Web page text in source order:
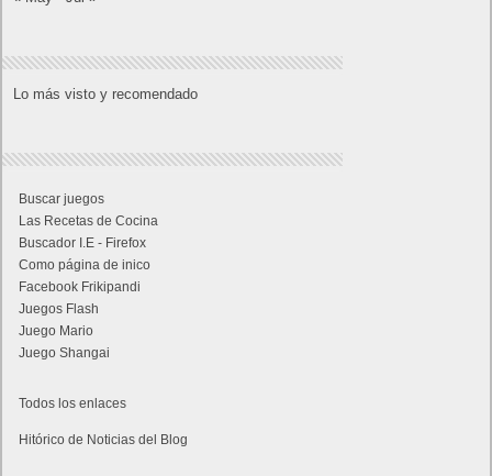
Lo más visto y recomendado
Buscar juegos
Las Recetas de Cocina
Buscador I.E - Firefox
Como página de inico
Facebook Frikipandi
Juegos Flash
Juego Mario
Juego Shangai
Todos los enlaces
Hitórico de Noticias del Blog